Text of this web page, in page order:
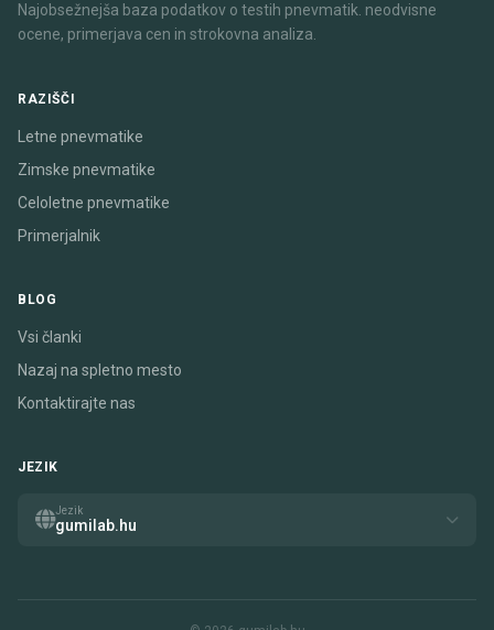
Najobsežnejša baza podatkov o testih pnevmatik. neodvisne
ocene, primerjava cen in strokovna analiza.
RAZIŠČI
Letne pnevmatike
Zimske pnevmatike
Celoletne pnevmatike
Primerjalnik
BLOG
Vsi članki
Nazaj na spletno mesto
Kontaktirajte nas
JEZIK
Jezik
gumilab.hu